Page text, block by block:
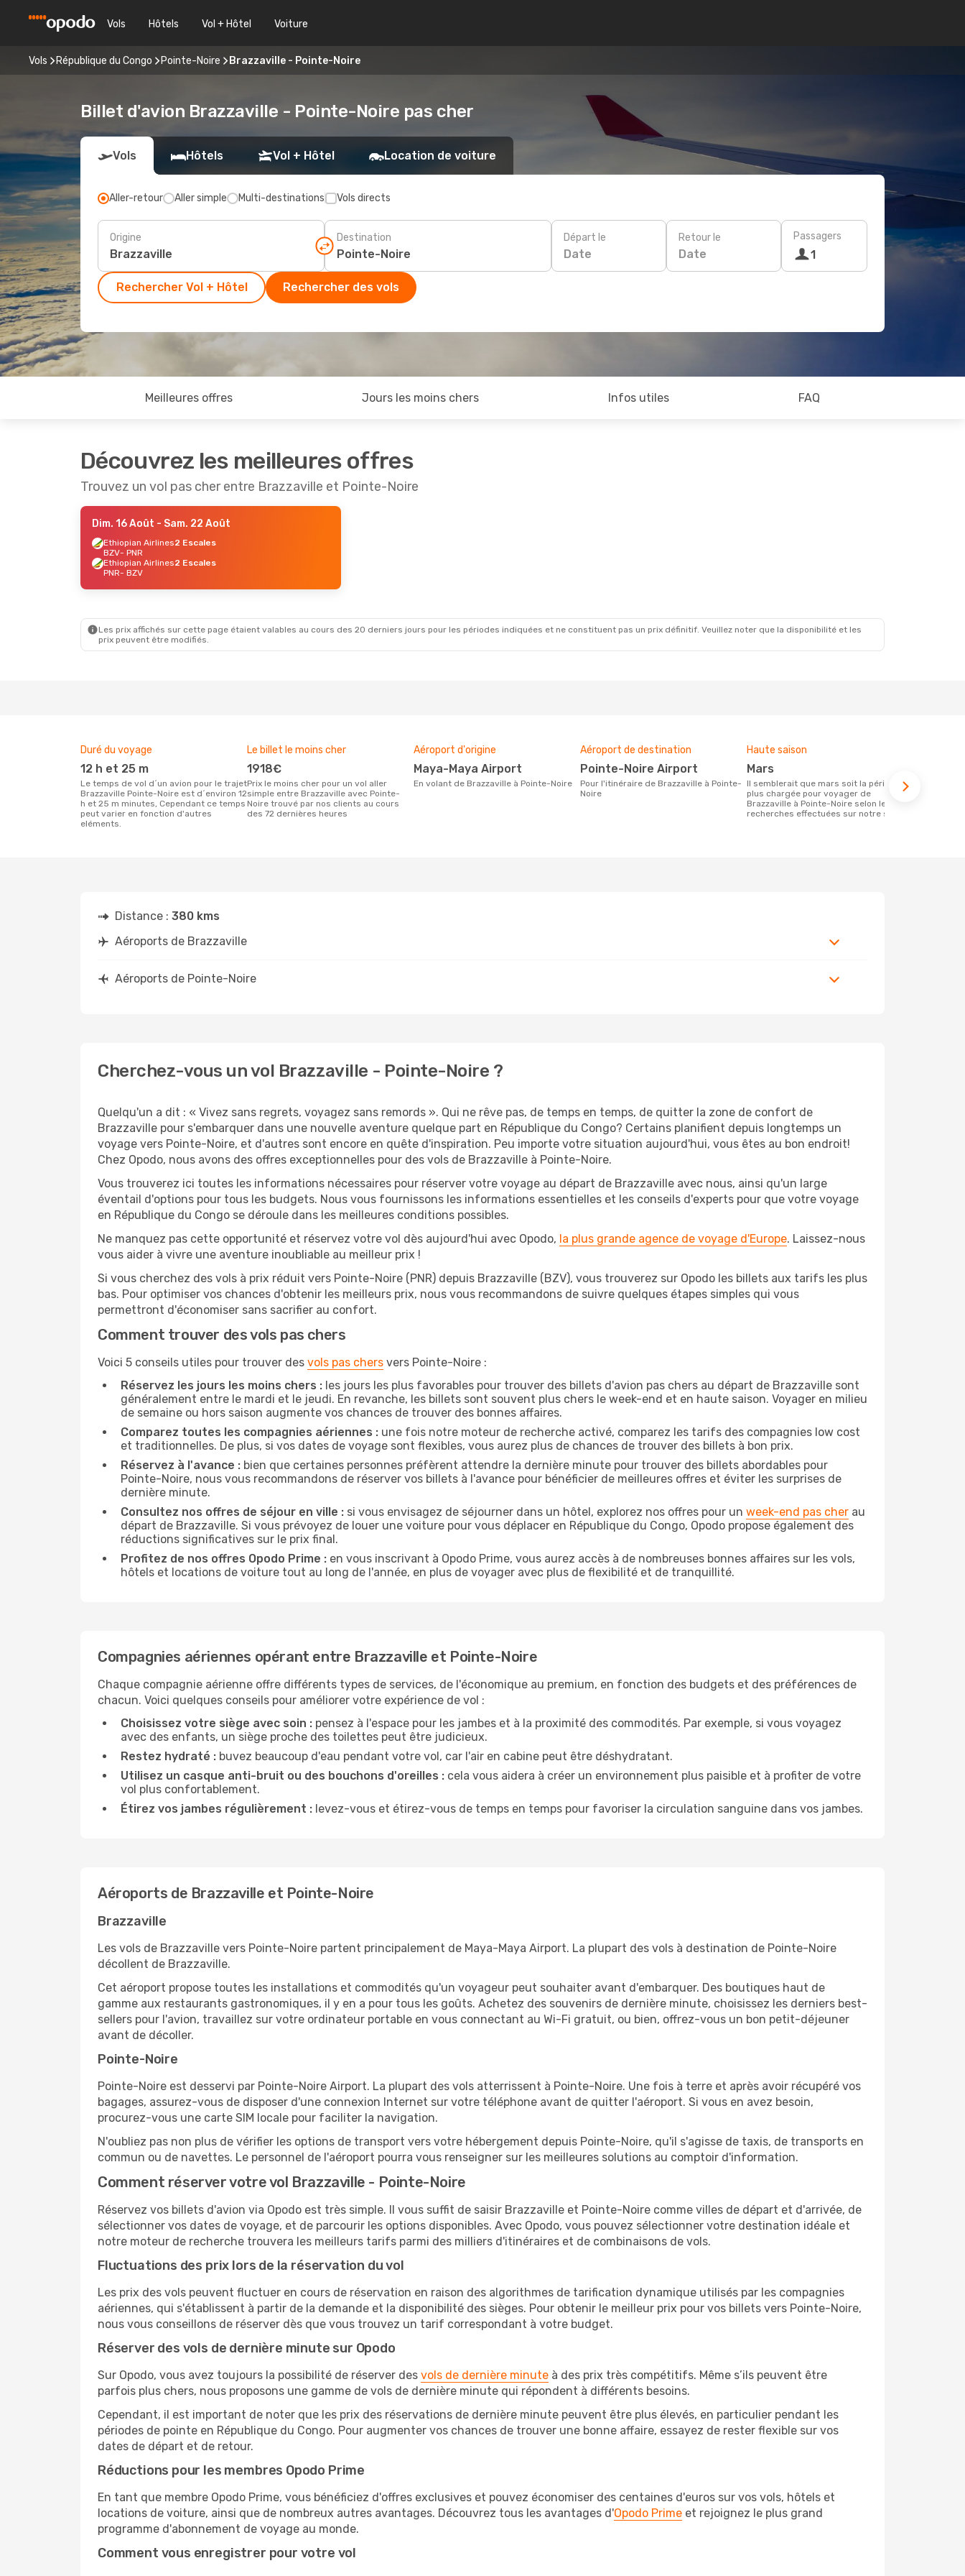
Vols Hôtels Vol + Hôtel Voiture
Vols République du Congo Pointe-Noire Brazzaville - Pointe-Noire
Billet d'avion Brazzaville - Pointe-Noire pas cher
Vols Hôtels Vol + Hôtel Location de voiture
Aller-retour Aller simple Multi-destinations Vols directs
Origine Destination Départ le
Date
Retour le
Date
Passagers
1
Rechercher Vol + Hôtel Rechercher des vols
Meilleures offres Jours les moins chers Infos utiles FAQ
Découvrez les meilleures offres
Trouvez un vol pas cher entre Brazzaville et Pointe-Noire
Dim. 16 Août - Sam. 22 Août
Ethiopian Airlines2 Escales
BZV- PNR
Ethiopian Airlines2 Escales
PNR- BZV
Les prix affichés sur cette page étaient valables au cours des 20 derniers jours pour les périodes indiquées et ne constituent pas un prix définitif. Veuillez noter que la disponibilité et les
prix peuvent être modifiés.
Duré du voyage
12 h et 25 m
Le temps de vol d´un avion pour le trajet
Brazzaville Pointe-Noire est d´environ 12
h et 25 m minutes, Cependant ce temps
peut varier en fonction d'autres
eléments.
Le billet le moins cher
1918€
Prix le moins cher pour un vol aller
simple entre Brazzaville avec Pointe-
Noire trouvé par nos clients au cours
des 72 dernières heures
Aéroport d'origine
Maya-Maya Airport
En volant de Brazzaville à Pointe-Noire
Aéroport de destination
Pointe-Noire Airport
Pour l'itinéraire de Brazzaville à Pointe-
Noire
Haute saison
mars
Il semblerait que mars soit la période la
plus chargée pour voyager de
Brazzaville à Pointe-Noire selon les
recherches effectuées sur notre site.
Distance : 380 kms
Aéroports de Brazzaville
Aéroports de Pointe-Noire
Cherchez-vous un vol Brazzaville - Pointe-Noire ?
Quelqu'un a dit : « Vivez sans regrets, voyagez sans remords ». Qui ne rêve pas, de temps en temps, de quitter la zone de confort de
Brazzaville pour s'embarquer dans une nouvelle aventure quelque part en République du Congo? Certains planifient depuis longtemps un
voyage vers Pointe-Noire, et d'autres sont encore en quête d'inspiration. Peu importe votre situation aujourd'hui, vous êtes au bon endroit!
Chez Opodo, nous avons des offres exceptionnelles pour des vols de Brazzaville à Pointe-Noire.
Vous trouverez ici toutes les informations nécessaires pour réserver votre voyage au départ de Brazzaville avec nous, ainsi qu'un large
éventail d'options pour tous les budgets. Nous vous fournissons les informations essentielles et les conseils d'experts pour que votre voyage
en République du Congo se déroule dans les meilleures conditions possibles.
Ne manquez pas cette opportunité et réservez votre vol dès aujourd'hui avec Opodo, la plus grande agence de voyage d'Europe. Laissez-nous
vous aider à vivre une aventure inoubliable au meilleur prix !
Si vous cherchez des vols à prix réduit vers Pointe-Noire (PNR) depuis Brazzaville (BZV), vous trouverez sur Opodo les billets aux tarifs les plus
bas. Pour optimiser vos chances d'obtenir les meilleurs prix, nous vous recommandons de suivre quelques étapes simples qui vous
permettront d'économiser sans sacrifier au confort.
Comment trouver des vols pas chers
Voici 5 conseils utiles pour trouver des vols pas chers vers Pointe-Noire :
Réservez les jours les moins chers : les jours les plus favorables pour trouver des billets d'avion pas chers au départ de Brazzaville sont
généralement entre le mardi et le jeudi. En revanche, les billets sont souvent plus chers le week-end et en haute saison. Voyager en milieu
de semaine ou hors saison augmente vos chances de trouver des bonnes affaires.
Comparez toutes les compagnies aériennes : une fois notre moteur de recherche activé, comparez les tarifs des compagnies low cost
et traditionnelles. De plus, si vos dates de voyage sont flexibles, vous aurez plus de chances de trouver des billets à bon prix.
Réservez à l'avance : bien que certaines personnes préfèrent attendre la dernière minute pour trouver des billets abordables pour
Pointe-Noire, nous vous recommandons de réserver vos billets à l'avance pour bénéficier de meilleures offres et éviter les surprises de
dernière minute.
Consultez nos offres de séjour en ville : si vous envisagez de séjourner dans un hôtel, explorez nos offres pour un week-end pas cher au
départ de Brazzaville. Si vous prévoyez de louer une voiture pour vous déplacer en République du Congo, Opodo propose également des
réductions significatives sur le prix final.
Profitez de nos offres Opodo Prime : en vous inscrivant à Opodo Prime, vous aurez accès à de nombreuses bonnes affaires sur les vols,
hôtels et locations de voiture tout au long de l'année, en plus de voyager avec plus de flexibilité et de tranquillité.
Compagnies aériennes opérant entre Brazzaville et Pointe-Noire
Chaque compagnie aérienne offre différents types de services, de l'économique au premium, en fonction des budgets et des préférences de
chacun. Voici quelques conseils pour améliorer votre expérience de vol :
Choisissez votre siège avec soin : pensez à l'espace pour les jambes et à la proximité des commodités. Par exemple, si vous voyagez
avec des enfants, un siège proche des toilettes peut être judicieux.
Restez hydraté : buvez beaucoup d'eau pendant votre vol, car l'air en cabine peut être déshydratant.
Utilisez un casque anti-bruit ou des bouchons d'oreilles : cela vous aidera à créer un environnement plus paisible et à profiter de votre
vol plus confortablement.
Étirez vos jambes régulièrement : levez-vous et étirez-vous de temps en temps pour favoriser la circulation sanguine dans vos jambes.
Aéroports de Brazzaville et Pointe-Noire
Brazzaville
Les vols de Brazzaville vers Pointe-Noire partent principalement de Maya-Maya Airport. La plupart des vols à destination de Pointe-Noire
décollent de Brazzaville.
Cet aéroport propose toutes les installations et commodités qu'un voyageur peut souhaiter avant d'embarquer. Des boutiques haut de
gamme aux restaurants gastronomiques, il y en a pour tous les goûts. Achetez des souvenirs de dernière minute, choisissez les derniers best-
sellers pour l'avion, travaillez sur votre ordinateur portable en vous connectant au Wi-Fi gratuit, ou bien, offrez-vous un bon petit-déjeuner
avant de décoller.
Pointe-Noire
Pointe-Noire est desservi par Pointe-Noire Airport. La plupart des vols atterrissent à Pointe-Noire. Une fois à terre et après avoir récupéré vos
bagages, assurez-vous de disposer d'une connexion Internet sur votre téléphone avant de quitter l'aéroport. Si vous en avez besoin,
procurez-vous une carte SIM locale pour faciliter la navigation.
N'oubliez pas non plus de vérifier les options de transport vers votre hébergement depuis Pointe-Noire, qu'il s'agisse de taxis, de transports en
commun ou de navettes. Le personnel de l'aéroport pourra vous renseigner sur les meilleures solutions au comptoir d'information.
Comment réserver votre vol Brazzaville - Pointe-Noire
Réservez vos billets d'avion via Opodo est très simple. Il vous suffit de saisir Brazzaville et Pointe-Noire comme villes de départ et d'arrivée, de
sélectionner vos dates de voyage, et de parcourir les options disponibles. Avec Opodo, vous pouvez sélectionner votre destination idéale et
notre moteur de recherche trouvera les meilleurs tarifs parmi des milliers d'itinéraires et de combinaisons de vols.
Fluctuations des prix lors de la réservation du vol
Les prix des vols peuvent fluctuer en cours de réservation en raison des algorithmes de tarification dynamique utilisés par les compagnies
aériennes, qui s'établissent à partir de la demande et la disponibilité des sièges. Pour obtenir le meilleur prix pour vos billets vers Pointe-Noire,
nous vous conseillons de réserver dès que vous trouvez un tarif correspondant à votre budget.
Réserver des vols de dernière minute sur Opodo
Sur Opodo, vous avez toujours la possibilité de réserver des vols de dernière minute à des prix très compétitifs. Même s’ils peuvent être
parfois plus chers, nous proposons une gamme de vols de dernière minute qui répondent à différents besoins.
Cependant, il est important de noter que les prix des réservations de dernière minute peuvent être plus élevés, en particulier pendant les
périodes de pointe en République du Congo. Pour augmenter vos chances de trouver une bonne affaire, essayez de rester flexible sur vos
dates de départ et de retour.
Réductions pour les membres Opodo Prime
En tant que membre Opodo Prime, vous bénéficiez d'offres exclusives et pouvez économiser des centaines d'euros sur vos vols, hôtels et
locations de voiture, ainsi que de nombreux autres avantages. Découvrez tous les avantages d'Opodo Prime et rejoignez le plus grand
programme d'abonnement de voyage au monde.
Comment vous enregistrer pour votre vol